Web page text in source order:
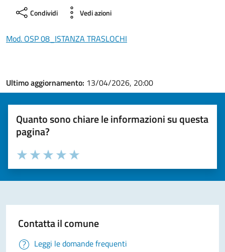
Condividi Vedi azioni
Mod. OSP 08_ISTANZA TRASLOCHI
Ultimo aggiornamento: 13/04/2026, 20:00
Quanto sono chiare le informazioni su questa
pagina?
Valuta la chiarezza delle informazioni (da 1 a 5 stelle)
Seleziona il numero di stelle per valutare la chiarezza delle
Valuta 5 stelle su 5
Valuta 4 stelle su 5
Valuta 3 stelle su 5
Valuta 2 stelle su 5
Valuta 1 stelle su 5
Contatta il comune
Leggi le domande frequenti